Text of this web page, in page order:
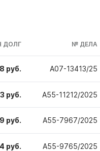
ДОЛГ № ДЕЛА
руб. А07-13413/25
руб. А55-11212/2025
руб. А55-7967/2025
руб. А55-9765/2025